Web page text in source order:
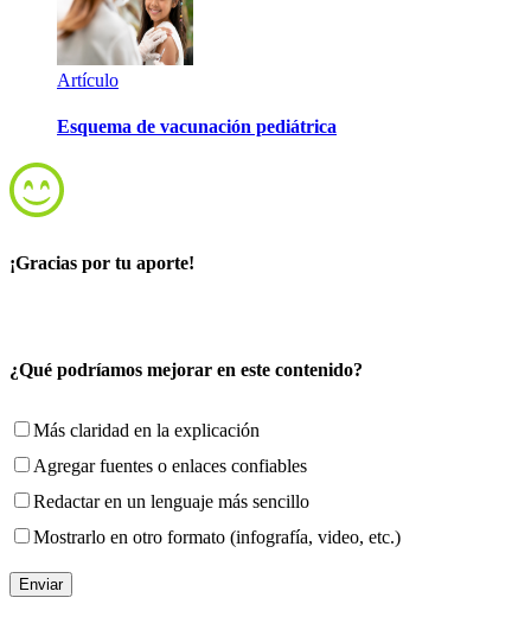
Artículo
Esquema de vacunación pediátrica
¡Gracias por tu aporte!
¿Qué podríamos mejorar en este contenido?
Más claridad en la explicación
Agregar fuentes o enlaces confiables
Redactar en un lenguaje más sencillo
Mostrarlo en otro formato (infografía, video, etc.)